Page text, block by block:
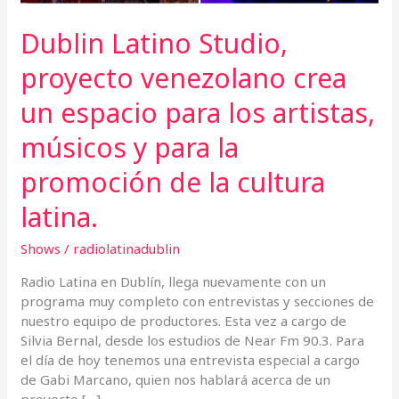
Dublin Latino Studio,
proyecto venezolano crea
un espacio para los artistas,
músicos y para la
promoción de la cultura
latina.
Shows / radiolatinadublin
Radio Latina en Dublín, llega nuevamente con un
programa muy completo con entrevistas y secciones de
nuestro equipo de productores. Esta vez a cargo de
Silvia Bernal, desde los estudios de Near Fm 90.3. Para
el día de hoy tenemos una entrevista especial a cargo
de Gabi Marcano, quien nos hablará acerca de un
artistas,
músicos
y
la
promoción
de
la
latina.